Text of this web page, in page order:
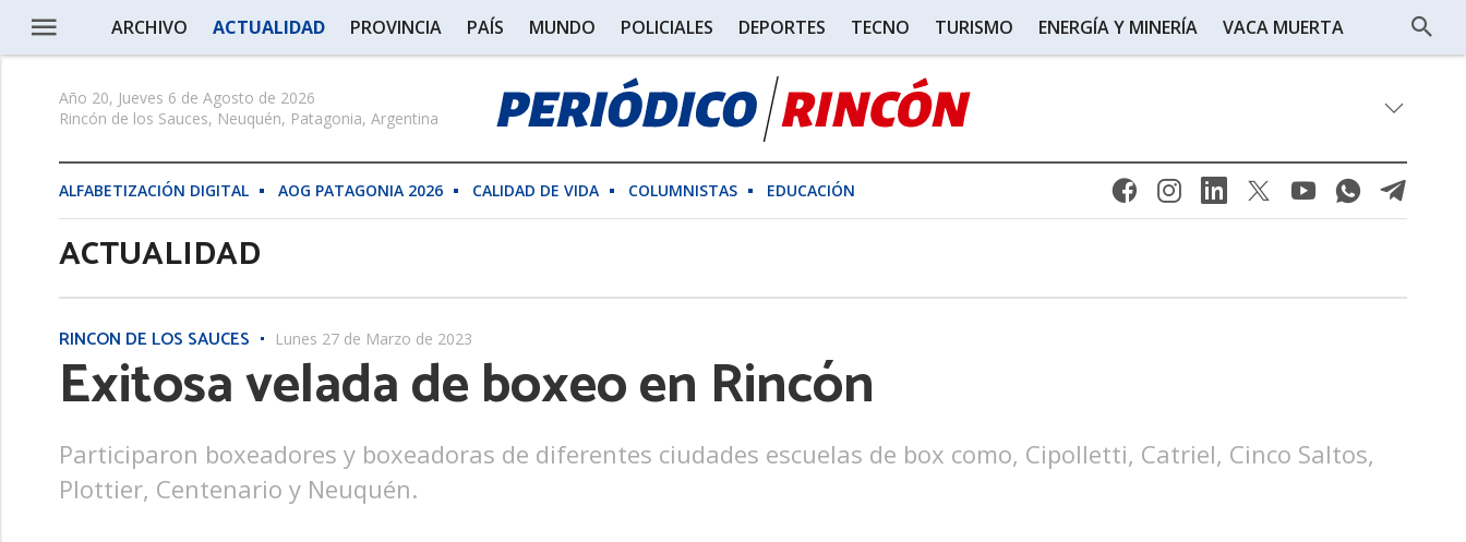
ARCHIVO ACTUALIDAD PROVINCIA PAÍS MUNDO POLICIALES DEPORTES TECNO TURISMO ENERGÍA Y MINERÍA VACA MUERTA
Año 20, Jueves 6 de Agosto de 2026
Rincón de los Sauces, Neuquén, Patagonia, Argentina
ALFABETIZACIÓN DIGITAL AOG PATAGONIA 2026 CALIDAD DE VIDA COLUMNISTAS EDUCACIÓN
ACTUALIDAD
RINCÓN DE LOS SAUCES Lunes 27 de Marzo de 2023
Exitosa velada de boxeo en Rincón
Participaron boxeadores y boxeadoras de diferentes ciudades escuelas de box como, Cipolletti, Catriel, Cinco Saltos,
Plottier, Centenario y Neuquén.